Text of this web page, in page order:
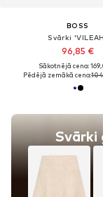
BOSS
Svārki
96,85 €
Sākotnējā cena:
Pēdējā zemākā cena:
Svārki